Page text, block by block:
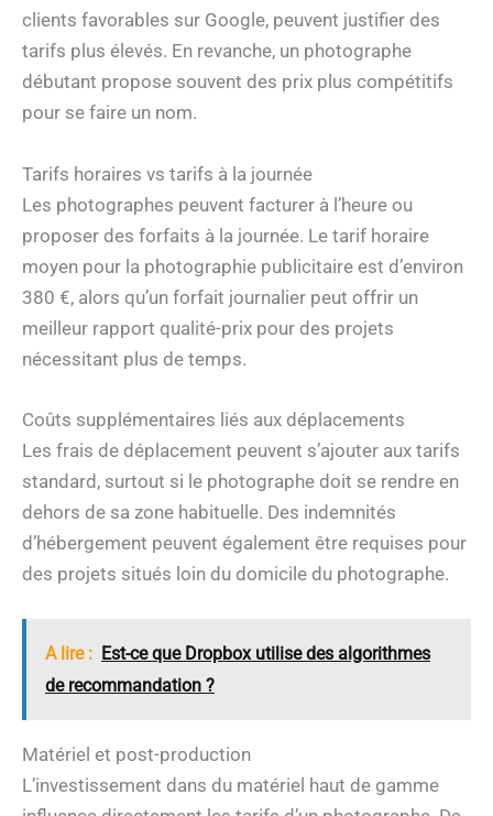
clients favorables sur Google, peuvent justifier des
tarifs plus élevés. En revanche, un photographe
débutant propose souvent des prix plus compétitifs
pour se faire un nom.
Tarifs horaires vs tarifs à la journée
Les photographes peuvent facturer à l’heure ou
proposer des forfaits à la journée. Le tarif horaire
moyen pour la photographie publicitaire est d’environ
380 €, alors qu’un forfait journalier peut offrir un
meilleur rapport qualité-prix pour des projets
nécessitant plus de temps.
Coûts supplémentaires liés aux déplacements
Les frais de déplacement peuvent s’ajouter aux tarifs
standard, surtout si le photographe doit se rendre en
dehors de sa zone habituelle. Des indemnités
d’hébergement peuvent également être requises pour
des projets situés loin du domicile du photographe.
A lire : Est-ce que Dropbox utilise des algorithmes
de recommandation ?
Matériel et post-production
L’investissement dans du matériel haut de gamme